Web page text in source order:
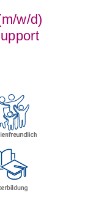
w/d)